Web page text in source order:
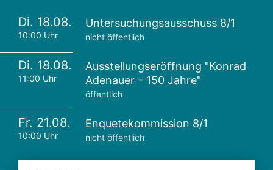
Di. 18.08.
10:00 Uhr
Untersuchungsausschuss 8/1
nicht öffentlich
Di. 18.08.
11:00 Uhr
Ausstellungseröffnung "Konrad
Adenauer – 150 Jahre"
öffentlich
Fr. 21.08.
10:00 Uhr
Enquetekommission 8/1
nicht öffentlich